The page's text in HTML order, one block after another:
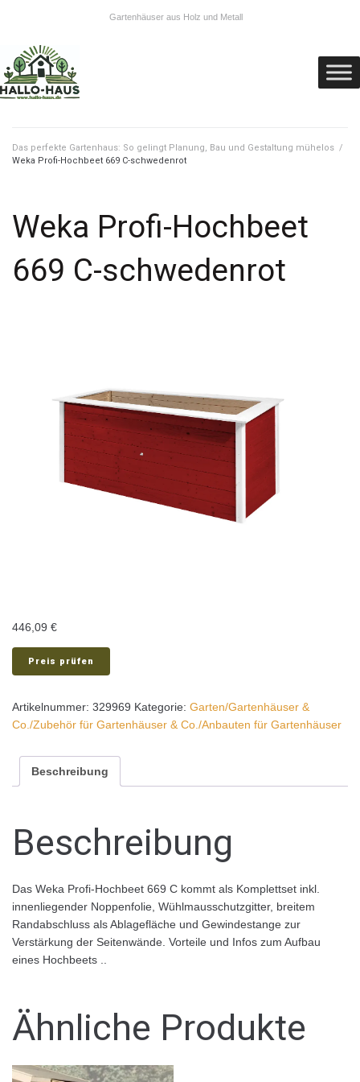
Gartenhäuser aus Holz und Metall
Das perfekte Gartenhaus: So gelingt Planung, Bau und Gestaltung mühelos /
Weka Profi-Hochbeet 669 C-schwedenrot
Weka Profi-Hochbeet
669 C-schwedenrot
446,09 €
Preis prüfen
Artikelnummer: 329969 Kategorie: Garten/Gartenhäuser &
Co./Zubehör für Gartenhäuser & Co./Anbauten für Gartenhäuser
Beschreibung
Beschreibung
Das Weka Profi-Hochbeet 669 C kommt als Komplettset inkl.
innenliegender Noppenfolie, Wühlmausschutzgitter, breitem
Randabschluss als Ablagefläche und Gewindestange zur
Verstärkung der Seitenwände. Vorteile und Infos zum Aufbau
eines Hochbeets ..
Ähnliche Produkte